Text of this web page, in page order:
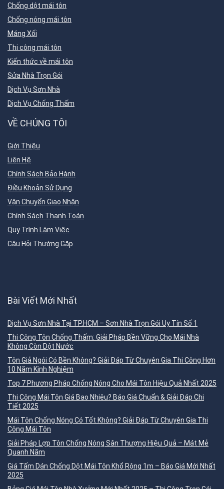
Chống dột mái tôn
Chống nóng mái tôn
Máng Xối
Thi công mái tôn
Kiến thức về mái tôn
Sửa Nhà Trọn Gói
Dịch Vụ Sơn Nhà
Dịch Vụ Chống Thấm
VỀ CHÚNG TÔI
Giới Thiệu
Liên Hệ
Chính Sách Bảo Hành
Điều Khoản Sử Dụng
Vận Chuyển Giao Nhận
Chính Sách Thanh Toán
Quy Trình Làm Việc
Câu Hỏi Thường Gặp
Bài Viết Mới Nhất
Dịch Vụ Sơn Nhà Tại TP.HCM – Sơn Nhà Trọn Gói Uy Tín Số 1
Thi Công Tôn Chống Thấm: Giải Pháp Bền Vững Cho Mái Nhà
Không Còn Dột Nước
Tôn Giả Ngói Có Bền Không? Giải Đáp Từ Chuyên Gia Thi Công Hơn
10 Năm Kinh Nghiệm
Top 7 Phương Pháp Chống Nóng Cho Mái Tôn Hiệu Quả Nhất 2025
Thi Công Mái Tôn Giá Bao Nhiêu? Báo Giá Chuẩn & Giải Đáp Chi
Tiết 2025
Mái Tôn Chống Nóng Có Tốt Không? Giải Đáp Từ Chuyên Gia Thi
Công Mái Tôn
Giải Pháp Lợp Tôn Chống Nóng Sân Thượng Hiệu Quả – Mát Mẻ
Quanh Năm
Giá Tấm Dán Chống Dột Mái Tôn Khổ Rộng 1m – Báo Giá Mới Nhất
2025